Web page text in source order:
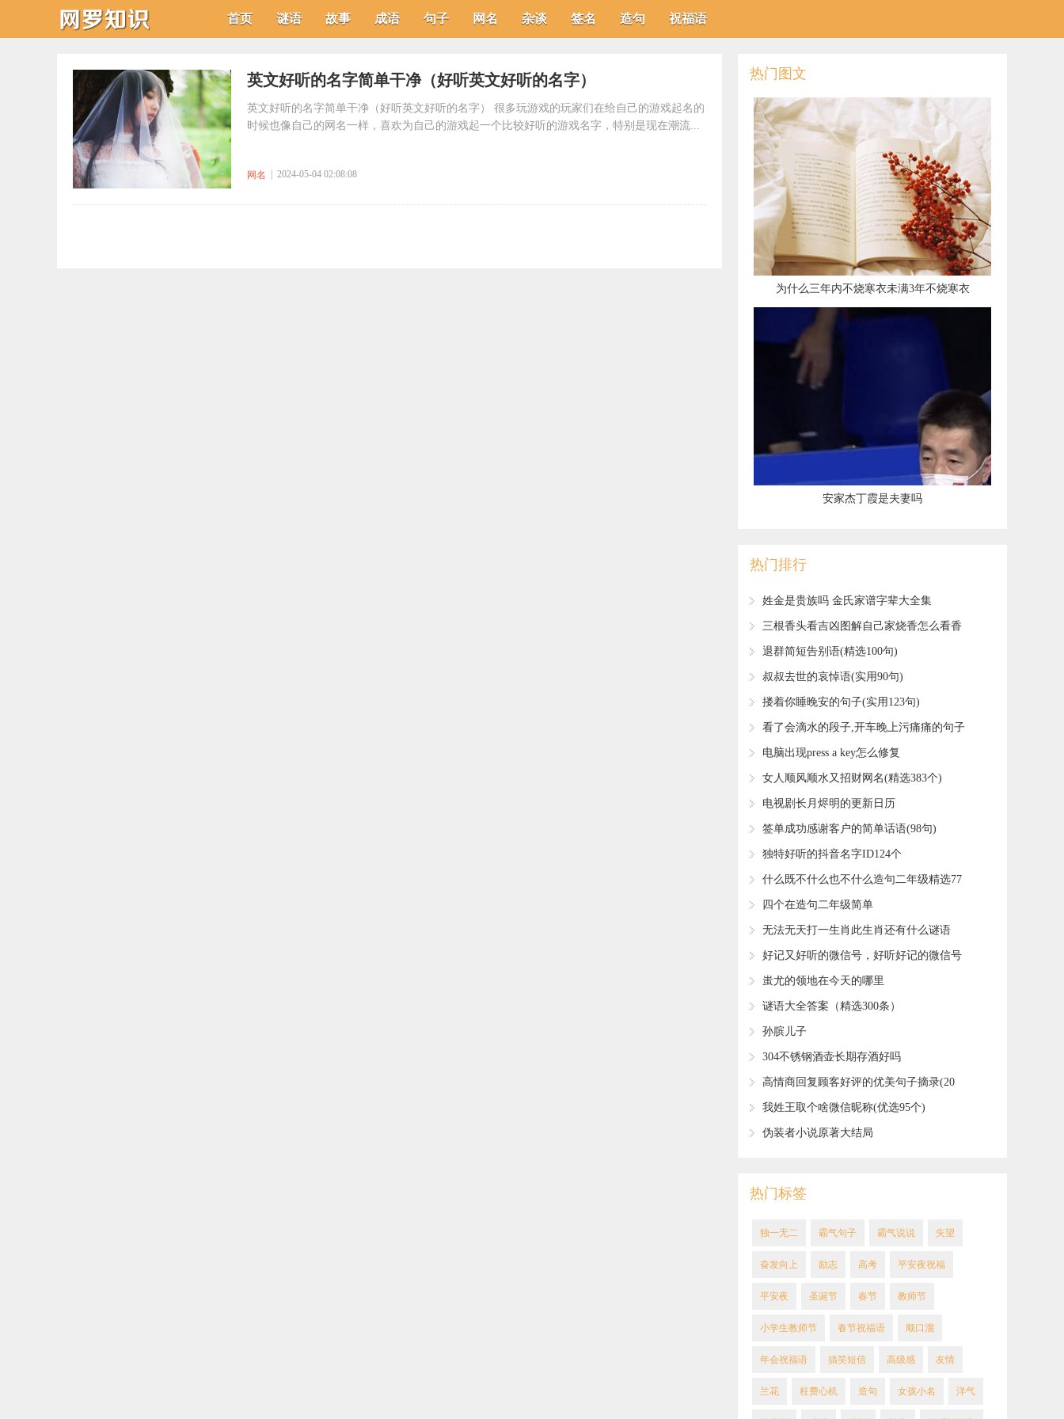
首页 谜语 故事 成语 句子 网名 杂谈 签名 造句 祝福语
​英文好听的名字简单干净（好听英文好听的名字）
英文好听的名字简单干净（好听英文好听的名字） 很多玩游戏的玩家们在给自己的游戏起名的
时候也像自己的网名一样，喜欢为自己的游戏起一个比较好听的游戏名字，特别是现在潮流...
网名 | 2024-05-04 02:08:08
热门图文
​为什么三年内不烧寒衣未满3年不烧寒衣
​安家杰丁霞是夫妻吗
热门排行
​姓金是贵族吗 金氏家谱字辈大全集
​三根香头看吉凶图解自己家烧香怎么看香
火
​退群简短告别语(精选100句)
​叔叔去世的哀悼语(实用90句)
​搂着你睡晚安的句子(实用123句)
​看了会滴水的段子,开车晚上污痛痛的句子
(共32句)
​电脑出现press a key怎么修复
​女人顺风顺水又招财网名(精选383个)
​电视剧长月烬明的更新日历
​签单成功感谢客户的简单话语(98句)
​独特好听的抖音名字ID124个
​什么既不什么也不什么造句二年级精选77
句
​四个在造句二年级简单
​无法无天打一生肖此生肖还有什么谜语
​好记又好听的微信号，好听好记的微信号
220例(139个)
​蚩尤的领地在今天的哪里
​谜语大全答案（精选300条）
​孙膑儿子
​304不锈钢酒壶长期存酒好吗
​高情商回复顾客好评的优美句子摘录(20
句)
​我姓王取个啥微信昵称(优选95个)
​伪装者小说原著大结局
热门标签
​独一无二 霸气句子 ​霸气说说 失望
​奋发向上 励志 高考 平安夜祝福
平安夜 圣诞节 春节 教师节
小学生教师节 春节祝福语 顺口溜
年会祝福语 搞笑短信 高级感 友情
​兰花 ​枉费心机 造句 ​女孩小名 洋气